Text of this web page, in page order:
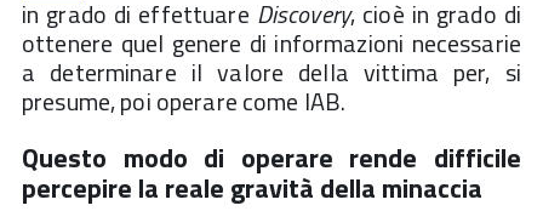
in grado di effettuare Discovery, cioè in grado di
ottenere quel genere di informazioni necessarie
a determinare il valore della vittima per, si
presume, poi operare come IAB.
Questo modo di operare rende difficile
percepire la reale gravità della minaccia